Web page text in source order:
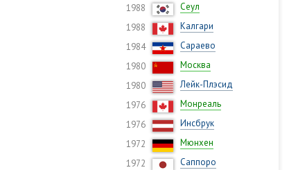
1988
Сеул
1988
Калгари
1984
Сараево
1980
Москва
1980
Лейк-Плэсид
1976
Монреаль
1976
Инсбрук
1972
Мюнхен
1972
Саппоро